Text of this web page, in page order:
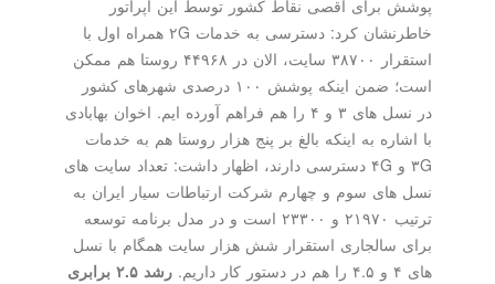
پوشش برای اقصی نقاط کشور توسط این اپراتور
خاطرنشان کرد: دسترسی به خدمات ۲G همراه اول با
استقرار ۳۸۷۰۰ سایت، الان در ۴۴۹۶۸ روستا هم ممکن
است؛ ضمن اینکه پوشش ۱۰۰ درصدی شهرهای کشور
در نسل های ۳ و ۴ را هم فراهم آورده ایم. اخوان بهابادی
با اشاره به اینکه بالغ بر پنج هزار روستا هم به خدمات
۳G و ۴G دسترسی دارند، اظهار داشت: تعداد سایت های
نسل های سوم و چهارم شرکت ارتباطات سیار ایران به
ترتیب ۲۱۹۷۰ و ۲۳۳۰۰ است و در مدل برنامه توسعه
برای سالجاری استقرار شش هزار سایت همگام با نسل
رشد ۲.۵ برابری